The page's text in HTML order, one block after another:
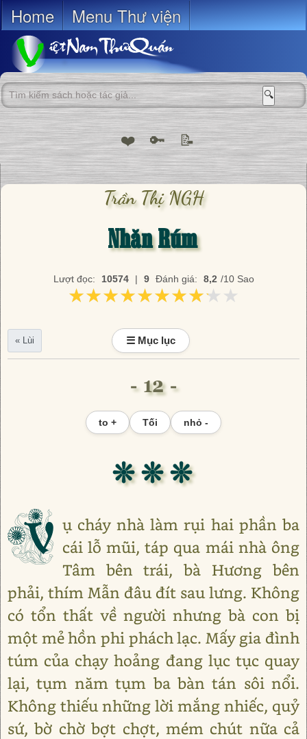
Home Menu Thư viện
🔍
❤️ 🔑 📝
Trần Thị NGH
Nhăn Rúm
Lượt đọc: 10574 | 9 Đánh giá: 8,2 /10 Sao
★★★★★★★★★★
★★★★★★★★★★
« Lùi ☰ Mục lục
- 12 -
to + Tối nhỏ -
❊ ❊ ❊
V ụ cháy nhà làm rụi hai phần ba
cái lỗ mũi, táp qua mái nhà ông
Tâm bên trái, bà Hương bên
phải, thím Mẫn đâu đít sau lưng. Không
có tổn thất về người nhưng bà con bị
một mẻ hồn phi phách lạc. Mấy gia đình
túm của chạy hoảng đang lục tục quay
lại, tụm năm tụm ba bàn tán sôi nổi.
Không thiếu những lời mắng nhiếc, quỷ
sứ, bờ chờ bợt chợt, mém chút nữa cả